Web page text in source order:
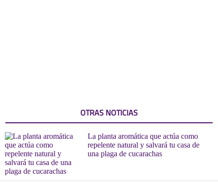
OTRAS NOTICIAS
La planta aromática que actúa como
repelente natural y salvará tu casa de
una plaga de cucarachas